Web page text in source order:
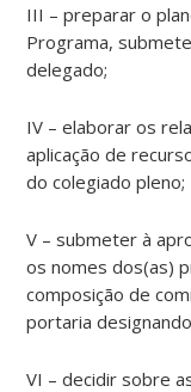
III – preparar o
Programa,
delegado;
IV – elaborar os
aplicação de
do colegiado pleno;
V – submeter à
os nomes dos(as)
composição de
portaria
VI – decidir sobre